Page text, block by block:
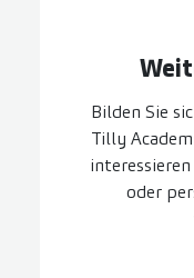
Bilden Sie
Tilly
oder